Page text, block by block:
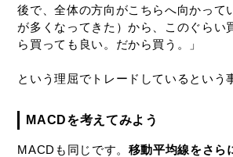
後で、全体の方向がこちらへ向かって
が多くなってきた）から、このぐらい
ら買っても良い。だから買う。」
という理屈でトレードしているという
MACDを考えてみよう
MACDも同じです。 移動平均線をさら